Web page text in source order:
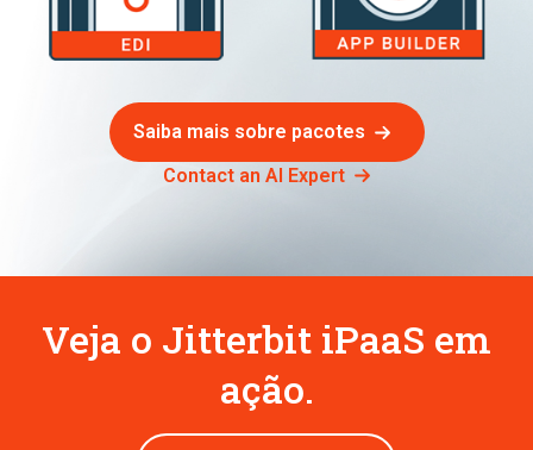
Saiba mais sobre pacotes
Contact an AI Expert
Veja o Jitterbit iPaaS em
ação.